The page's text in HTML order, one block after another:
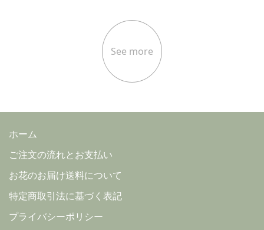
See more
ホーム
ご注文の流れとお支払い
お花のお届け送料について
特定商取引法に基づく表記
プライバシーポリシー